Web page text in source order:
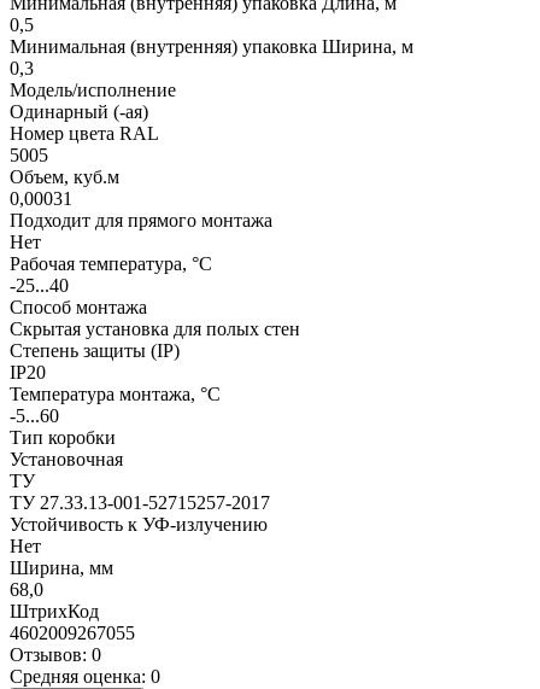
0,5
Минимальная (внутренняя) упаковка Ширина, м
0,3
Модель/исполнение
Одинарный (-ая)
Номер цвета RAL
5005
Объем, куб.м
0,00031
Подходит для прямого монтажа
Нет
Рабочая температура, °C
-25...40
Способ монтажа
Скрытая установка для полых стен
Степень защиты (IP)
IP20
Температура монтажа, °C
-5...60
Тип коробки
Установочная
ТУ
ТУ 27.33.13-001-52715257-2017
Устойчивость к УФ-излучению
Нет
Ширина, мм
68,0
ШтрихКод
4602009267055
Отзывов: 0
Средняя оценка: 0